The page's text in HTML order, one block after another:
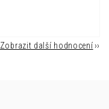
Zobrazit další hodnocení